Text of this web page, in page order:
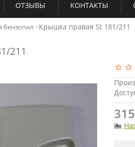
ОТЗЫВЫ КОНТАКТЫ
бензопил Крышка правая St 181/211
211